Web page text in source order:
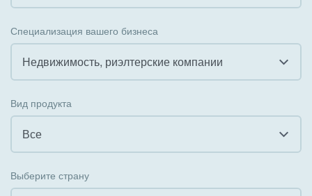
Внедрение КЭДО
Интеграция с 1С
Внедрение Бизнес-процессов
Специализация вашего бизнеса
Недвижимость, риэлтерские компании
Государственные организации
Коммунальные услуги, ЖКХ
Вид продукта
Все
Выберите страну